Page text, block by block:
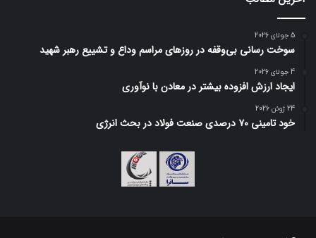
5 جولای 2026
سوخت رسانی بی‌وقفه در روز‌های مراسم وداع و تشییع رهبر شهید
4 جولای 2026
ایجاد ارزش افزوده بیشتر در معادن با نوآوری
24 ژوئن 2026
خود تامینی ۷۰ درصدی صنعت فولاد در بحث انرژی